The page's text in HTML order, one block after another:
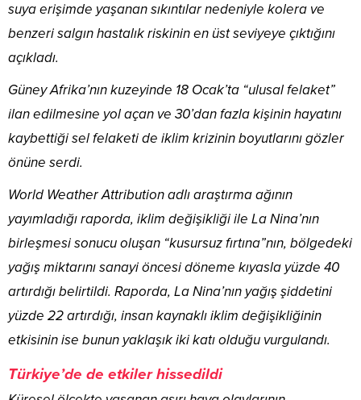
suya erişimde yaşanan sıkıntılar nedeniyle kolera ve
benzeri salgın hastalık riskinin en üst seviyeye çıktığını
açıkladı.
Güney Afrika’nın kuzeyinde 18 Ocak’ta “ulusal felaket”
ilan edilmesine yol açan ve 30’dan fazla kişinin hayatını
kaybettiği sel felaketi de iklim krizinin boyutlarını gözler
önüne serdi.
World Weather Attribution adlı araştırma ağının
yayımladığı raporda, iklim değişikliği ile La Nina’nın
birleşmesi sonucu oluşan “kusursuz fırtına”nın, bölgedeki
yağış miktarını sanayi öncesi döneme kıyasla yüzde 40
artırdığı belirtildi. Raporda, La Nina’nın yağış şiddetini
yüzde 22 artırdığı, insan kaynaklı iklim değişikliğinin
etkisinin ise bunun yaklaşık iki katı olduğu vurgulandı.
Türkiye’de de etkiler hissedildi